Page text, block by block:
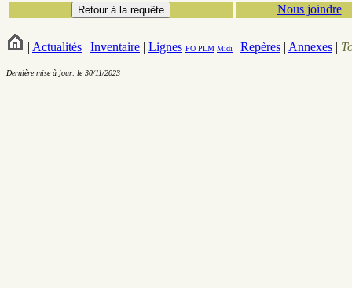
Nous joindre
| Actualités | Inventaire | Lignes PO PLM Midi | Repères | Annexes |
Dernière mise à jour: le 30/11/2023